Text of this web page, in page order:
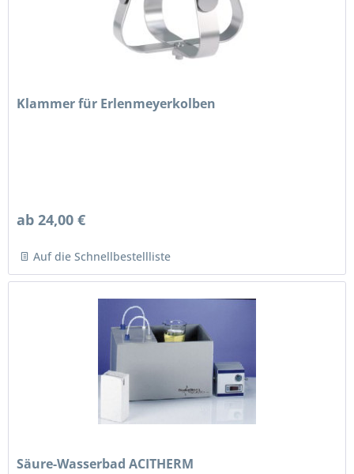
Klammer für Erlenmeyerkolben
ab 24,00 €
Auf die Schnellbestellliste
Säure-Wasserbad ACITHERM